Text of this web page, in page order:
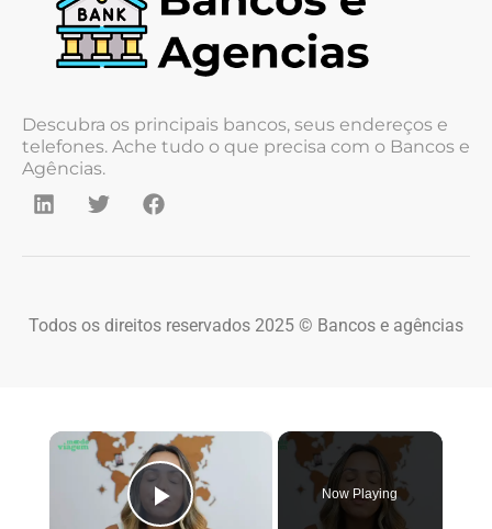
Descubra os principais bancos, seus endereços e
telefones. Ache tudo o que precisa com o Bancos e
Agências.
Todos os direitos reservados 2025 © Bancos e agências
×
Now Playing